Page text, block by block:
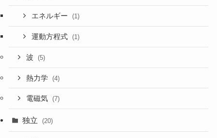
エネルギー (1)
運動方程式 (1)
波 (5)
熱力学 (4)
電磁気 (7)
独立 (20)